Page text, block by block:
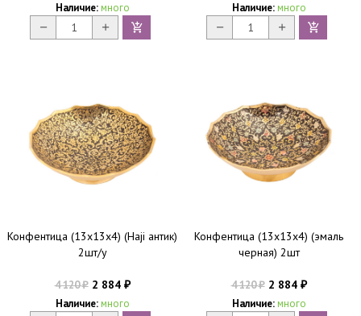
Наличие: много Наличие: много
Конфентица (13х13х4) (Haji антик)
2шт/у
4 120₽2 884 ₽
Наличие: много
Конфентица (13х13х4) (эмаль
черная) 2шт
4 120₽2 884 ₽
Наличие: много